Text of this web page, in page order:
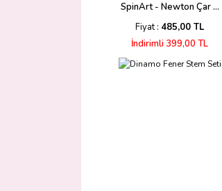
SpinArt - Newton Çar ...
Fiyat : 485,00 TL
İndirimli 399,00 TL